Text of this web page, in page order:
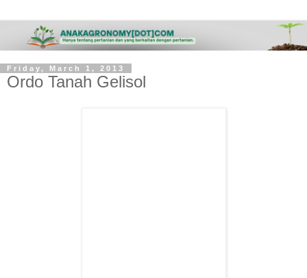
Friday, March 1, 2013
Ordo Tanah Gelisol